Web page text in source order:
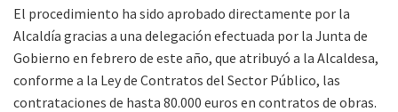
El procedimiento ha sido aprobado directamente por la
Alcaldía gracias a una delegación efectuada por la Junta de
Gobierno en febrero de este año, que atribuyó a la Alcaldesa,
conforme a la Ley de Contratos del Sector Público, las
contrataciones de hasta 80.000 euros en contratos de obras.